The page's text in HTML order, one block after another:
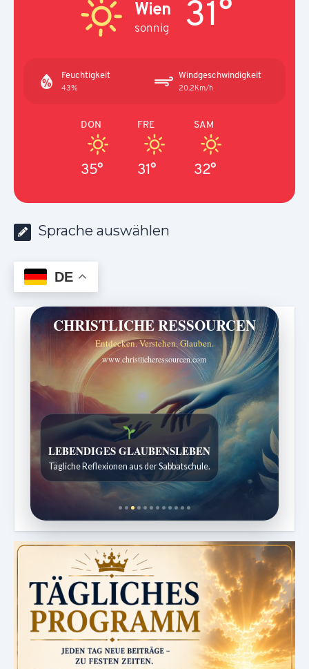
Wien
sonnig 31°
Feuchtigkeit
43%
Windgeschwindigkeit
20.2Km/h
DON
35°
FRE
31°
SAM
32°
Sprache auswählen
DE
CHRISTLICHE RESSOURCEN
Entdecken. Verstehen. Glauben.
www.christlicheressourcen.com
Bibelgeschichten zum Staunen
Kindergeschichten für 7 bis 12 Jahre.